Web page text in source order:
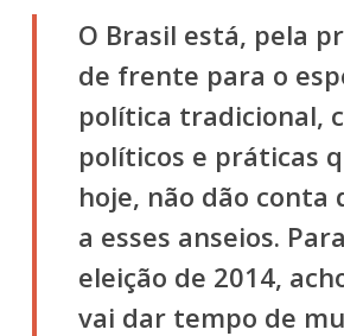
O Brasil está, pela
de frente para o
política tradicional,
políticos e práticas
hoje, não dão conta
a esses anseios.
eleição de 2014,
vai dar tempo de